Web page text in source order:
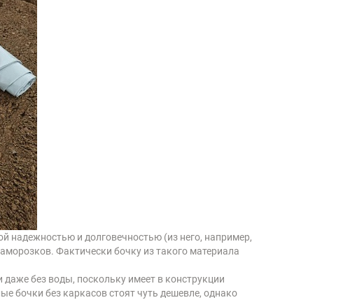
и долговечностью (из него, например,
Фактически бочку из такого материала
без воды, поскольку имеет в конструкции
бочки без каркасов стоят чуть дешевле, однако